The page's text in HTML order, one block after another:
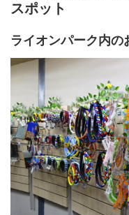
スポット
ライオンパーク内の